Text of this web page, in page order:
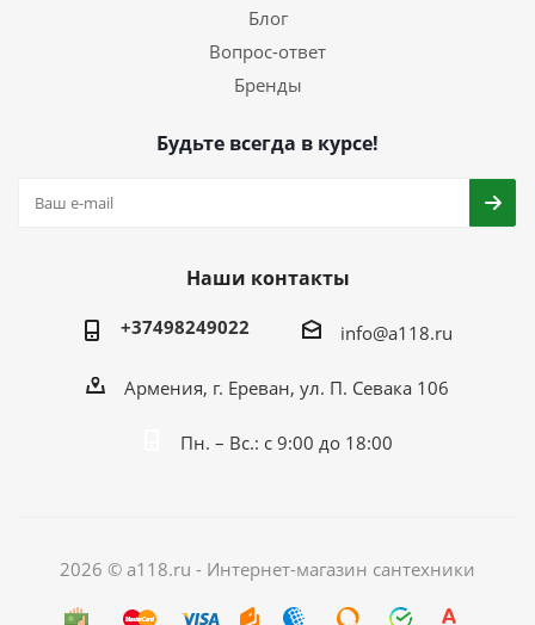
Блог
Вопрос-ответ
Бренды
Будьте всегда в курсе!
Наши контакты
+37498249022 info@a118.ru
Армения, г. Ереван, ул. П. Севака 106
Пн. – Вс.: с 9:00 до 18:00
2026 © a118.ru - Интернет-магазин сантехники